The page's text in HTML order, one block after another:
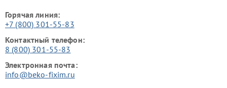
Горячая линия:
+7 (800) 301-55-83
Контактный телефон:
8 (800) 301-55-83
Электронная почта:
info@beko-fixim.ru